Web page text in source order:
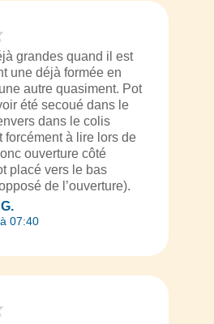
07:40
grandes quand il est
une déjà formée en
autre quasiment. Pot
été secoué dans le
dans le colis
forcément à lire lors de
ouverture côté
placé vers le bas
de l’ouverture).